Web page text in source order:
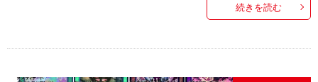
続きを読む